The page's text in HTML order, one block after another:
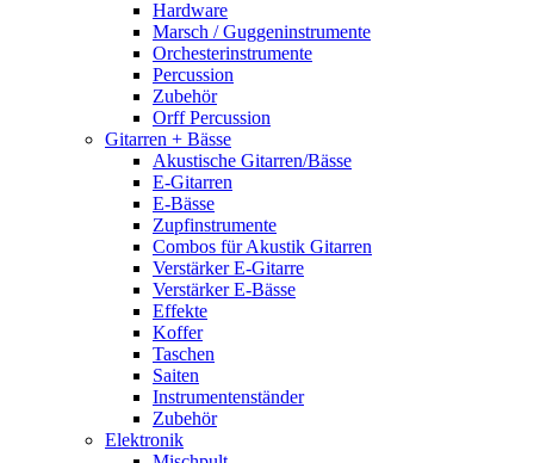
Hardware
Marsch / Guggeninstrumente
Orchesterinstrumente
Percussion
Zubehör
Orff Percussion
Gitarren + Bässe
Akustische Gitarren/Bässe
E-Gitarren
E-Bässe
Zupfinstrumente
Combos für Akustik Gitarren
Verstärker E-Gitarre
Verstärker E-Bässe
Effekte
Koffer
Taschen
Saiten
Instrumentenständer
Zubehör
Elektronik